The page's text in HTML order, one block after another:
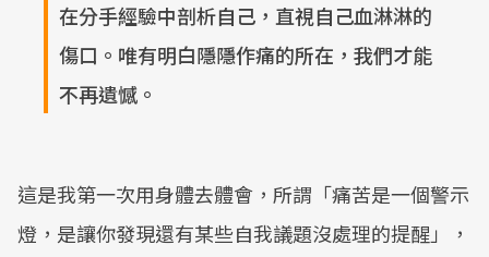
在分手經驗中剖析自己，直視自己血淋淋的
傷口。唯有明白隱隱作痛的所在，我們才能
不再遺憾。
這是我第一次用身體去體會，所謂「痛苦是一個警示
燈，是讓你發現還有某些自我議題沒處理的提醒」，